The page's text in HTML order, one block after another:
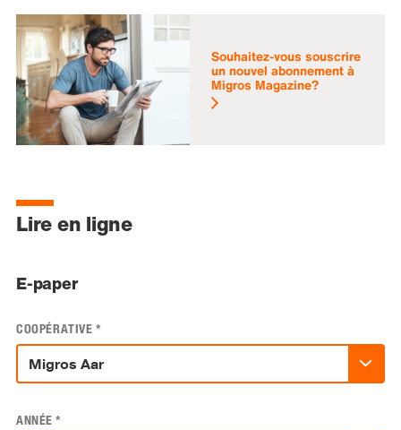
Souhaitez-vous souscrire
un nouvel abonnement à
Migros Magazine?
Lire en ligne
E-paper
COOPÉRATIVE *
ANNÉE *